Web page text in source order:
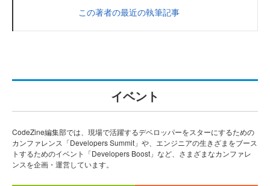
この著者の最近の執筆記事
イベント
CodeZine編集部では、現場で活躍するデベロッパーをスターにするための
カンファレンス「Developers Summit」や、エンジニアの生きざまをブース
トするためのイベント「Developers Boost」など、さまざまなカンファレ
ンスを企画・運営しています。